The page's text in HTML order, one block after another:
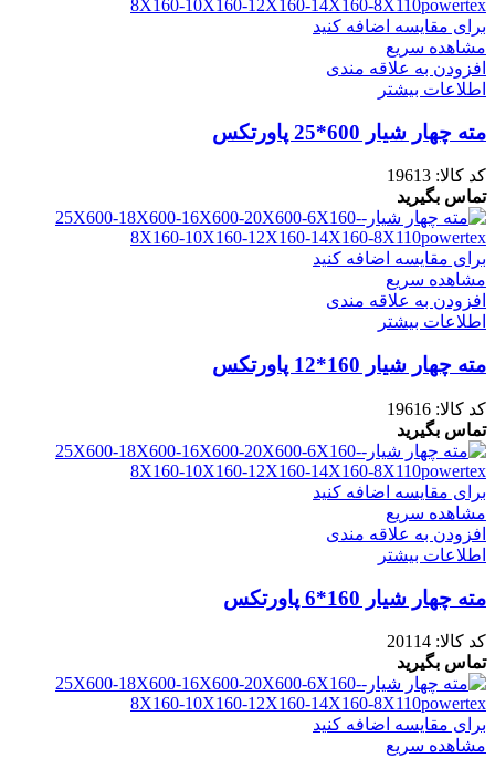
برای مقایسه اضافه کنید
مشاهده سریع
افزودن به علاقه مندی
اطلاعات بیشتر
مته چهار شیار 600*25 پاورتکس
کد کالا: 19613
تماس بگیرید
برای مقایسه اضافه کنید
مشاهده سریع
افزودن به علاقه مندی
اطلاعات بیشتر
مته چهار شیار 160*12 پاورتکس
کد کالا: 19616
تماس بگیرید
برای مقایسه اضافه کنید
مشاهده سریع
افزودن به علاقه مندی
اطلاعات بیشتر
مته چهار شیار 160*6 پاورتکس
کد کالا: 20114
تماس بگیرید
برای مقایسه اضافه کنید
مشاهده سریع